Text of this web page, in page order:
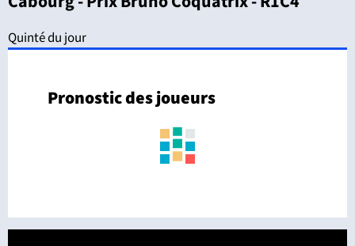
Quinté du jour
Pronostic des joueurs